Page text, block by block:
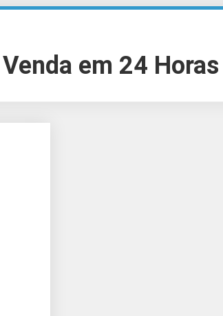
em 24 Horas